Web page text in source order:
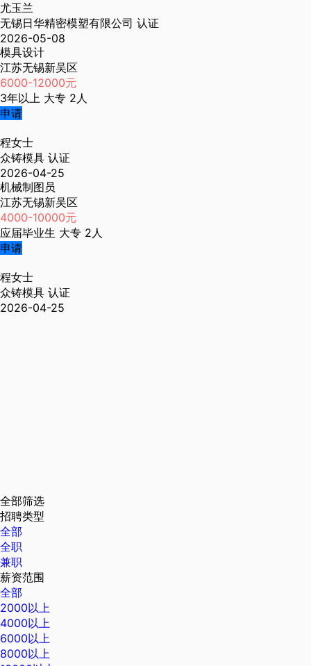
尤玉兰
无锡日华精密模塑有限公司 认证
2026-05-08
模具设计
江苏无锡新吴区
6000-12000元
3年以上 大专 2人
申请
程女士
众铸模具 认证
2026-04-25
机械制图员
江苏无锡新吴区
4000-10000元
应届毕业生 大专 2人
申请
程女士
众铸模具 认证
2026-04-25
全部筛选
招聘类型
全部
全职
兼职
薪资范围
全部
2000以上
4000以上
6000以上
8000以上